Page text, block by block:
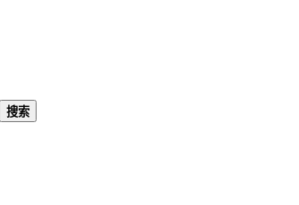
搜索